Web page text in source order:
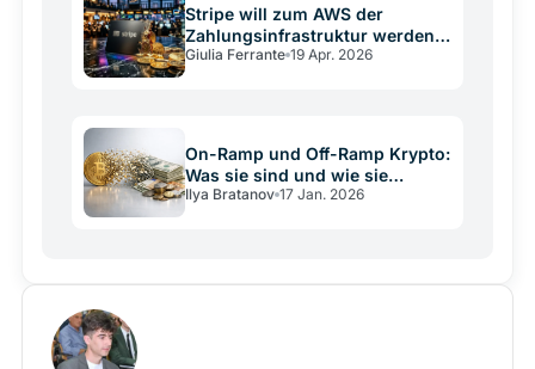
Stripe will zum AWS der
Zahlungsinfrastruktur werden –
mit Stablecoins und Blockchain
Giulia Ferrante 19 Apr. 2026
On-Ramp und Off-Ramp Krypto:
Was sie sind und wie sie
funktionieren
Ilya Bratanov 17 Jan. 2026